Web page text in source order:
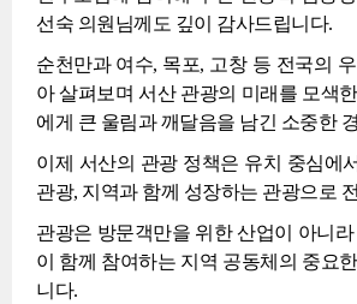
선숙 의원님께도 깊이 감사드립니다.
순천만과 여수, 목포, 고창 등 전국의
아 살펴보며 서산 관광의 미래를 모색
에게 큰 울림과 깨달음을 남긴 소중한
이제 서산의 관광 정책은 유치 중심에
관광, 지역과 함께 성장하는 관광으로
관광은 방문객만을 위한 산업이 아니
이 함께 참여하는 지역 공동체의 중요
니다.